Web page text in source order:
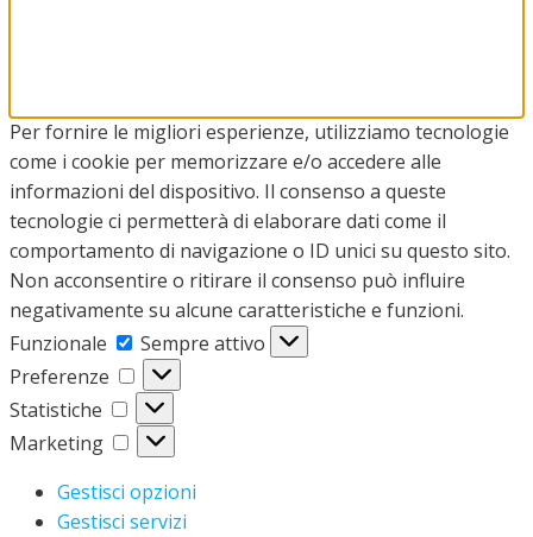
Per fornire le migliori esperienze, utilizziamo tecnologie
come i cookie per memorizzare e/o accedere alle
informazioni del dispositivo. Il consenso a queste
tecnologie ci permetterà di elaborare dati come il
comportamento di navigazione o ID unici su questo sito.
Non acconsentire o ritirare il consenso può influire
negativamente su alcune caratteristiche e funzioni.
Funzionale
Funzionale
Sempre attivo
Preferenze
Preferenze
Statistiche
Statistiche
Marketing
Marketing
Gestisci opzioni
Gestisci servizi